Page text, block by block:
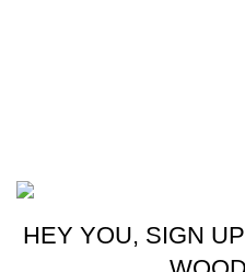
HEY YOU, SIGN